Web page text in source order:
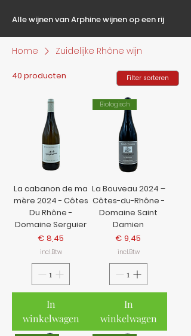
Alle wijnen van Arphine wijnen op een rij
Home Zuidelijke Rhône wijn
40 producten Filter sorteren
La cabanon de ma
mère 2024 - Côtes
Du Rhône -
Domaine Serguier
Prijs
€ 8,45
incl.Btw
In
winkelwagen
Biologisch
La Bouveau 2024 –
Côtes-du-Rhône -
Domaine Saint
Damien
Prijs
€ 9,45
incl.Btw
In
winkelwagen